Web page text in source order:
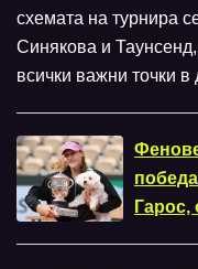
схемата на турнира
Синякова и Таунсенд,
всички важни точки в